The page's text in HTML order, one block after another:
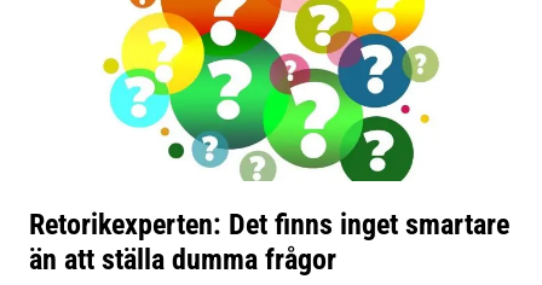
Retorikexperten: Det finns inget smartare
än att ställa dumma frågor